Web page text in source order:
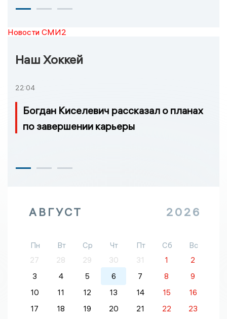
Новости СМИ2
Наш Хоккей
22:04
Богдан Киселевич рассказал о планах
по завершении карьеры
АВГУСТ 2026
Пн Вт Ср Чт Пт Сб
Вс
27
28 29 30 31 1
2
3
4 5 6 7 8
9
10
11 12 13 14 15
16
17
18 19 20 21 22
23